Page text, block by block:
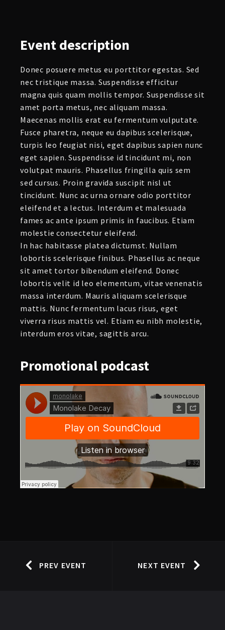
Eventdescription
Donec posuere metus eu porttitor egestas. Sed
nec tristique massa. Suspendisse efficitur
magna quis quam mollis tempor. Suspendisse sit
amet porta metus, nec aliquam massa.
Maecenas mollis erat eu fermentum vulputate.
Fusce pharetra, neque eu dapibus scelerisque,
turpis leo feugiat nisi, eget dapibus sapien nunc
eget sapien. Suspendisse id tincidunt mi, non
volutpat mauris. Phasellus fringilla quis sem
sed cursus. Proin gravida suscipit nisl ut
tincidunt. Nunc ac urna ornare odio porttitor
eleifend et a lectus. Interdum et malesuada
fames ac ante ipsum primis in faucibus. Etiam
molestie consectetur eleifend.
In hac habitasse platea dictumst. Nullam
lobortis scelerisque finibus. Phasellus ac neque
sit amet tortor bibendum eleifend. Donec
lobortis velit id leo elementum, vitae venenatis
massa interdum. Mauris aliquam scelerisque
mattis. Nunc fermentum lacus risus, eget
viverra risus mattis vel. Etiam eu nibh molestie,
interdum eros vitae, sagittis arcu.
Promotional podcast
PREV EVENT NEXT EVENT